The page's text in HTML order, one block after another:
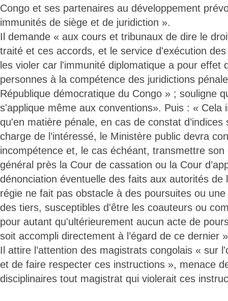
Congo et ses partenaires au développement
immunités de siège et de juridiction ».
Il demande « aux cours et tribunaux de dire le
traité et ces accords, et le service d'exécution
les violer car l'immunité diplomatique a pour effet
personnes à la compétence des juridictions
République démocratique du Congo » ; souligne
s'applique même aux conventions». Puis : « Cela
qu'en matière pénale, en cas de constat d’indices
charge de l’intéressé, le Ministère public devra
incompétence et, le cas échéant, transmettre
général près la Cour de cassation ou la Cour
dénonciation éventuelle des faits aux autorités de
régie ne fait pas obstacle à des poursuites ou une
des tiers, susceptibles d'être les coauteurs ou
pour autant qu'ultérieurement aucun acte de
soit accompli directement à l’égard de ce dernier
Il attire l’attention des magistrats congolais « sur
et de faire respecter ces instructions », menace
disciplinaires tout magistrat qui violerait ces